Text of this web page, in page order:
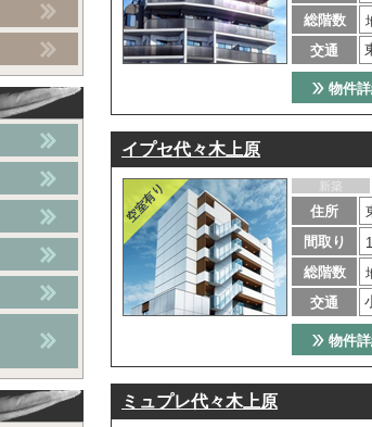
総階数
交通
物件
イプセ代々木上原
新築
住所
間取り
総階数
交通
物件
ミュプレ代々木上原